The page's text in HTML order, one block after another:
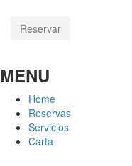
MENU
Home
Reservas
Servicios
Carta